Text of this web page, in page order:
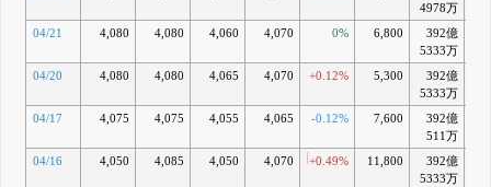
4978万
04/21 4,080 4,080 4,060 4,070 0% 6,800
392億
5333万
04/20 4,080 4,080 4,065 4,070 +0.12% 5,300
392億
5333万
04/17 4,075 4,075 4,055 4,065 -0.12% 7,600
392億
511万
04/16 4,050 4,085 4,050 4,070 +0.49% 11,800
392億
5333万